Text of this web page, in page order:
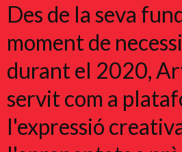
Des de la seva
moment de
durant el 2020,
servit com a
l'expressió